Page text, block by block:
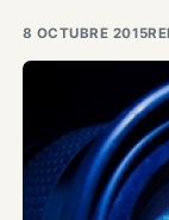
8 OCTUBRE 2015